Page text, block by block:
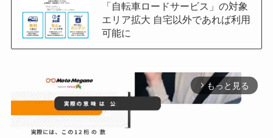
「自転車ロードサービス」の対象
エリア拡大 自宅以外であれば利用
可能に
arrow_forward_ios もっと見る